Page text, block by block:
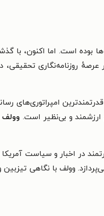
بوده است. اما اکنون، با
روزنامه‌نگاری تحقیقی،
امپراتوری‌های
و بی‌نظیر است. وولف
در اخبار و سیاست
وولف با نگاهی